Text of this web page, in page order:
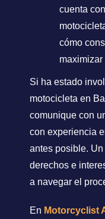
cuenta
cómo
Si ha estado
motocicleta en
comunique con
con experiencia
antes posible.
derechos e
a navegar el
En Motorcyclist